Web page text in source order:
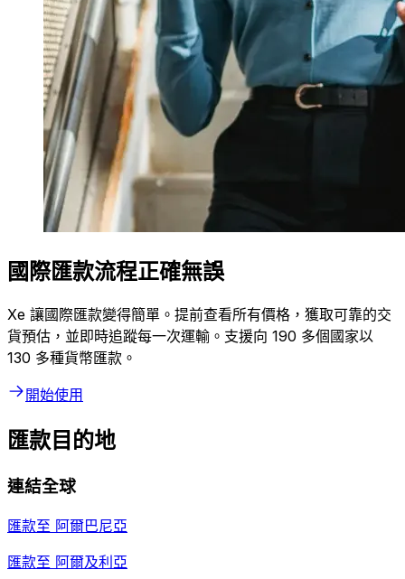
國際匯款流程正確無誤
Xe 讓國際匯款變得簡單。提前查看所有價格，獲取可靠的交
貨預估，並即時追蹤每一次運輸。支援向 190 多個國家以
130 多種貨幣匯款。
開始使用
匯款目的地
連結全球
匯款至 阿爾巴尼亞
匯款至 阿爾及利亞